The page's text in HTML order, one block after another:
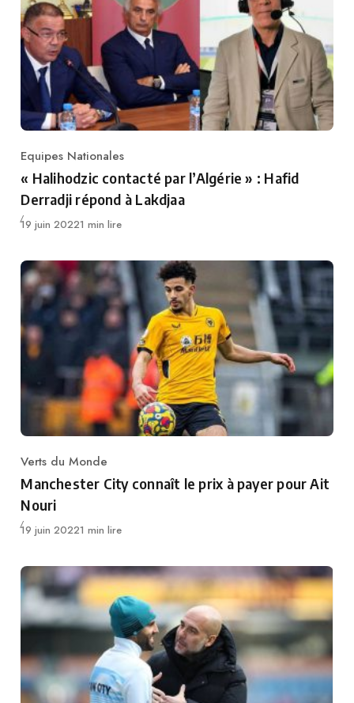
Category
Equipes Nationales
« Halihodzic contacté par l’Algérie » : Hafid
Derradji répond à Lakdjaa
Publié
19 juin 20221 min lire
Category
Verts du Monde
Manchester City connaît le prix à payer pour Ait
Nouri
Publié
19 juin 20221 min lire